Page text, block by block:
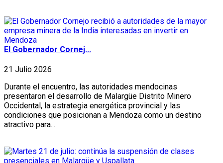
El Gobernador Cornej...
21 Julio 2026
Durante el encuentro, las autoridades mendocinas
presentaron el desarrollo de Malargüe Distrito Minero
Occidental, la estrategia energética provincial y las
condiciones que posicionan a Mendoza como un destino
atractivo para...